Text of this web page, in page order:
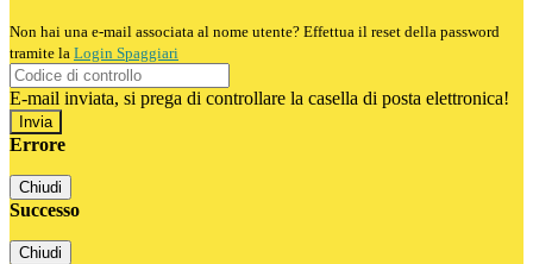
Non hai una e-mail associata al nome utente? Effettua il reset della password
tramite la Login Spaggiari
E-mail inviata, si prega di controllare la casella di posta elettronica!
Errore
Chiudi
Successo
Chiudi